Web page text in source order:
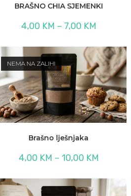
BRAŠNO CHIA SJEMENKI
4,00 KM – 7,00 KM
4,00 KM
do
7,00 KM
NEMA NA ZALIHI
Brašno lješnjaka
4,00 KM – 10,00 KM
4,00 KM
10,00 KM